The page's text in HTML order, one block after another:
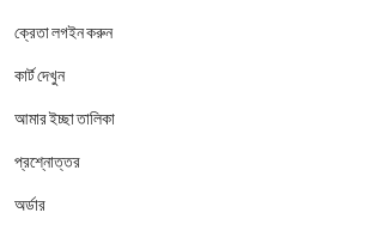
ক্রেতা লগইন করুন
কার্ট দেখুন
আমার ইচ্ছা তালিকা
প্রশ্নোত্তর
অর্ডার